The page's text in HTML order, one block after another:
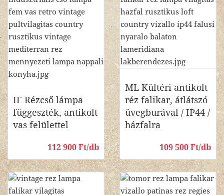
IF Rézcső lámpa
függeszték, antikolt
vas felülettel
112 900 Ft/db
ML Kültéri antikolt
réz falikar, átlátszó
üvegburával / IP44 /
házfalra
109 500 Ft/db